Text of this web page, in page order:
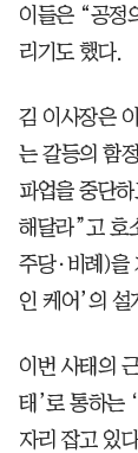
이들은 “공정
리기도 했다.
김 이사장은
는 갈등의 함
파업을 중단
해달라”고 호
주당·비례)을
인 케어’의 설
이번 사태의
태’로 통하는
자리 잡고 있